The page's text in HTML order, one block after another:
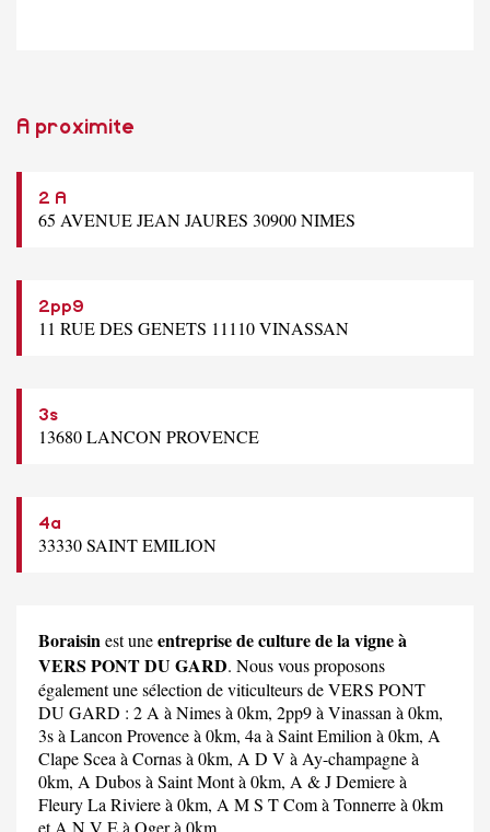
A proximite
2 A
65 AVENUE JEAN JAURES 30900 NIMES
2pp9
11 RUE DES GENETS 11110 VINASSAN
3s
13680 LANCON PROVENCE
4a
33330 SAINT EMILION
Boraisinest uneentreprise de culture de la vigne à
VERS PONT DU GARD. Nous vous proposons
également une sélection de viticulteurs de VERS PONT
DU GARD : 2 A à Nimes à 0km, 2pp9à Vinassan à 0km,
3sà Lancon Provence à 0km, 4a à Saint Emilion à 0km, A
Clape Scea à Cornas à 0km, A D V à Ay-champagne à
0km, A Dubosà Saint Mont à 0km, A & J Demiereà
Fleury La Riviere à 0km, A M S T Comà Tonnerre à 0km
et A N V Eà Oger à 0km.